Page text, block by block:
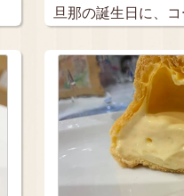
旦那の誕生日に、